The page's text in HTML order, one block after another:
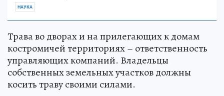
НАУКА
Трава во дворах и на прилегающих к домам
костромичей территориях – ответственность
управляющих компаний. Владельцы
собственных земельных участков должны
косить траву своими силами.